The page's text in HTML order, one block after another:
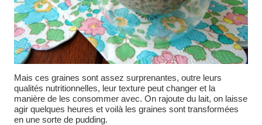
Mais ces graines sont assez surprenantes, outre leurs
qualités nutritionnelles, leur texture peut changer et la
manière de les consommer avec. On rajoute du lait, on laisse
agir quelques heures et voilà les graines sont transformées
en une sorte de pudding.